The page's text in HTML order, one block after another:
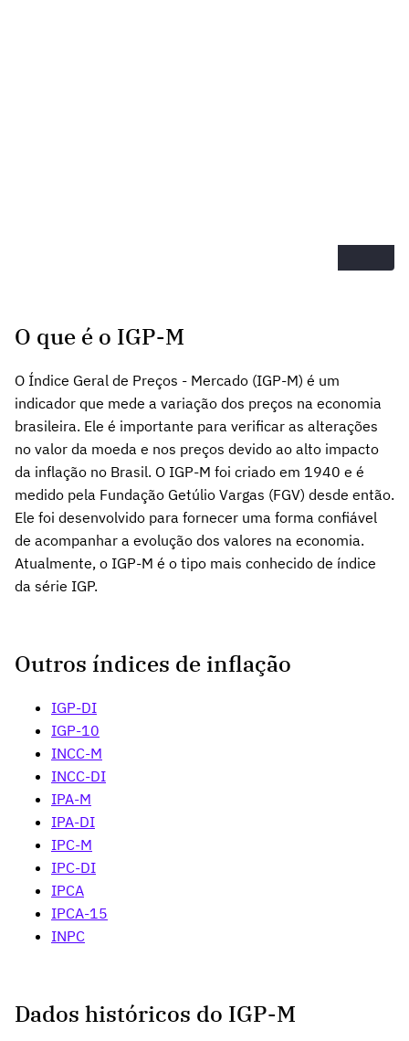
O que é o IGP-M
O Índice Geral de Preços - Mercado (IGP-M) é um
indicador que mede a variação dos preços na economia
brasileira. Ele é importante para verificar as alterações
no valor da moeda e nos preços devido ao alto impacto
da inflação no Brasil. O IGP-M foi criado em 1940 e é
medido pela Fundação Getúlio Vargas (FGV) desde então.
Ele foi desenvolvido para fornecer uma forma confiável
de acompanhar a evolução dos valores na economia.
Atualmente, o IGP-M é o tipo mais conhecido de índice
da série IGP.
Outros índices de inflação
IGP-DI
IGP-10
INCC-M
INCC-DI
IPA-M
IPA-DI
IPC-M
IPC-DI
IPCA
IPCA-15
INPC
Dados históricos do IGP-M